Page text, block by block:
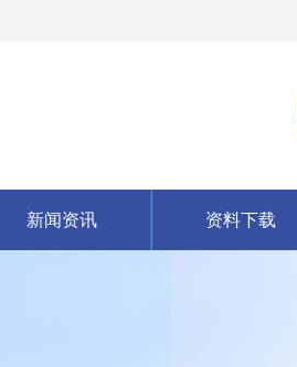
新闻资讯 资料下载